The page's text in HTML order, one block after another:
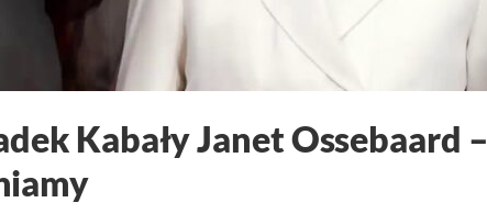
Kabały Janet Ossebaard –